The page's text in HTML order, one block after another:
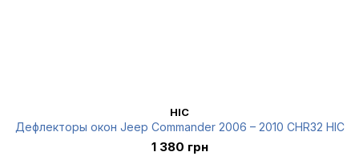
HIC
Дефлекторы окон Jeep Commander 2006 – 2010 CHR32 HIC
1 380 грн